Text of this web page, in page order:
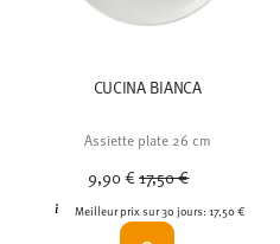
CUCINA BIANCA
Assiette plate 26 cm
9,90 € Price reduced from
17,50 €
Meilleur prix sur 30 jours:17,50 €